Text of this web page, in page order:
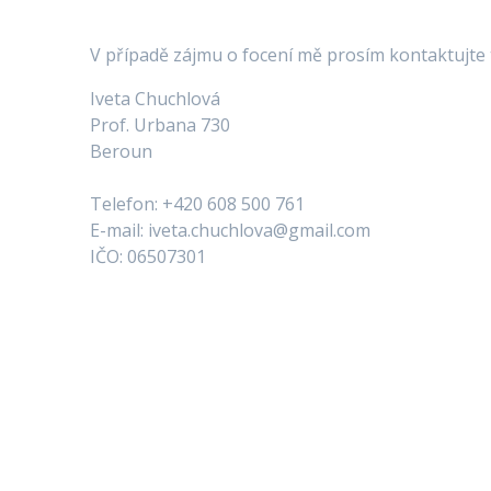
V případě zájmu o focení mě prosím
Iveta Chuchlová
Prof. Urbana 730
Beroun
Telefon: +420 608 500 761
E-mail: iveta.chuchlova@gmail.com
IČO: 06507301